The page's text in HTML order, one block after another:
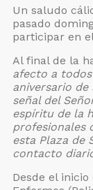
Un saludo
pasado
participar en
Al final de la
afecto a
aniversario
señal del
espíritu de la
profesionales
esta Plaza de
contacto
Desde el